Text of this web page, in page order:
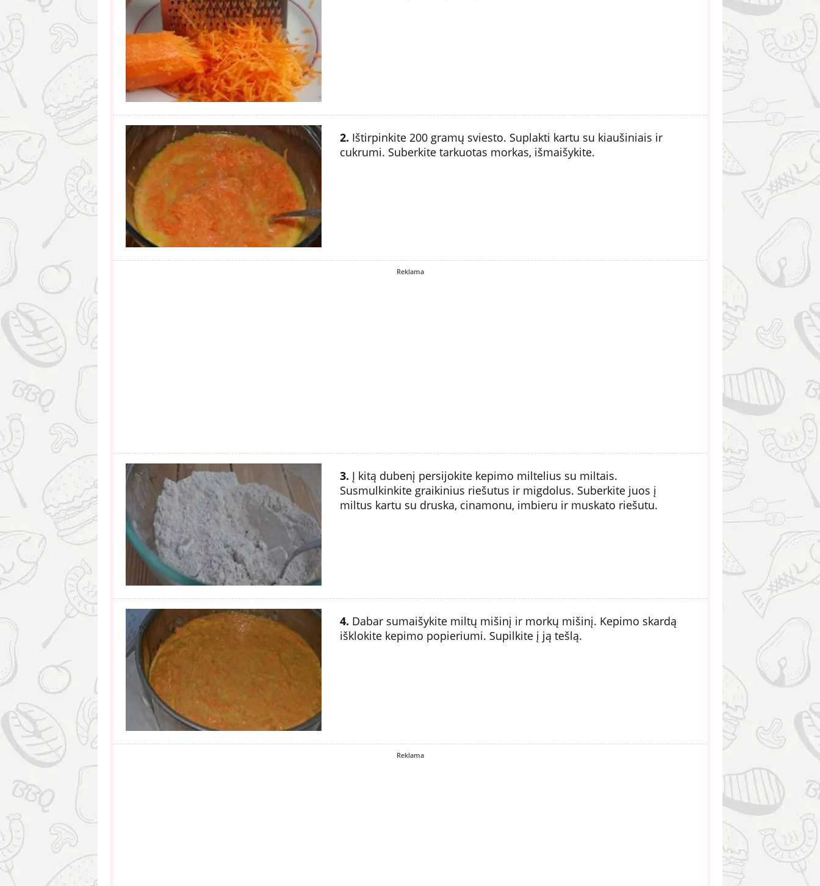
2. Ištirpinkite 200 gramų sviesto. Suplakti kartu su kiaušiniais ir
cukrumi. Suberkite tarkuotas morkas, išmaišykite.
Reklama
3. Į kitą dubenį persijokite kepimo miltelius su miltais.
Susmulkinkite graikinius riešutus ir migdolus. Suberkite juos į
miltus kartu su druska, cinamonu, imbieru ir muskato riešutu.
4. Dabar sumaišykite miltų mišinį ir morkų mišinį. Kepimo skardą
išklokite kepimo popieriumi. Supilkite į ją tešlą.
Reklama